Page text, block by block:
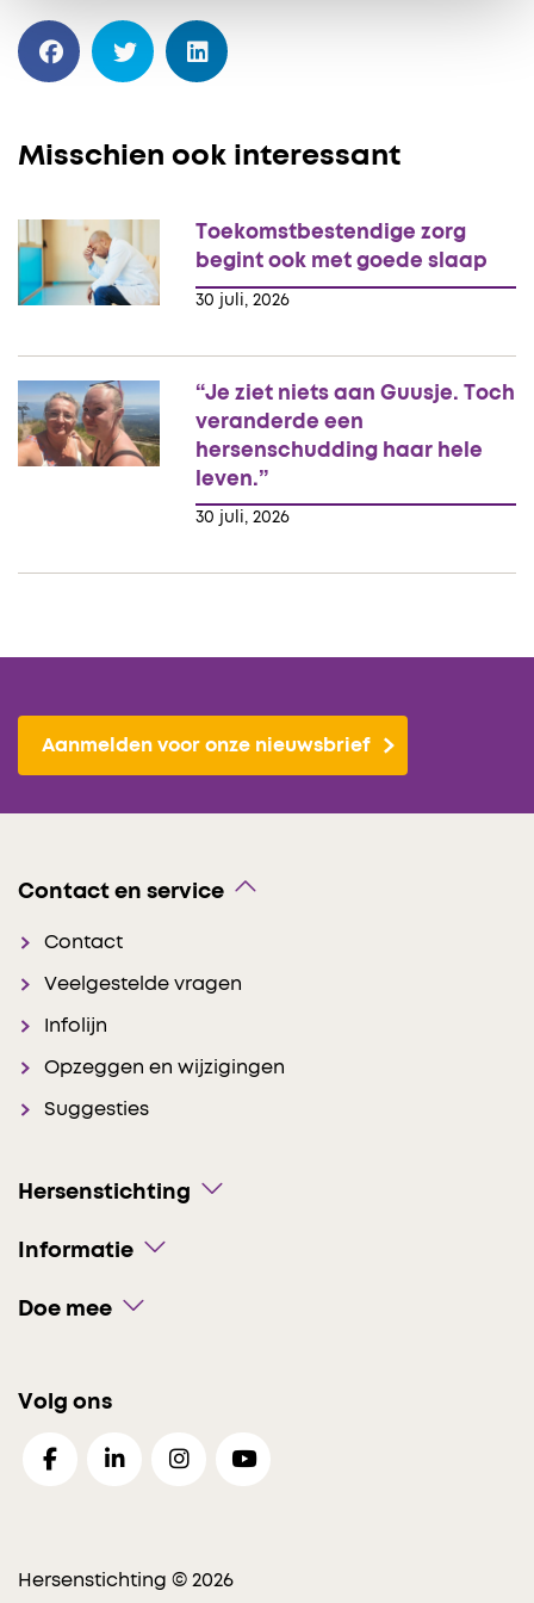
Misschien ook interessant
30 juli, 2026
Toekomstbestendige zorg
begint ook met goede slaap
30 juli, 2026
“Je ziet niets aan Guusje. Toch
veranderde een
hersenschudding haar hele
leven.”
Aanmelden voor onze nieuwsbrief
Contact en service
Contact
Veelgestelde vragen
Infolijn
Opzeggen en wijzigingen
Suggesties
Hersenstichting
Informatie
Doe mee
Volg ons
Hersenstichting © 2026